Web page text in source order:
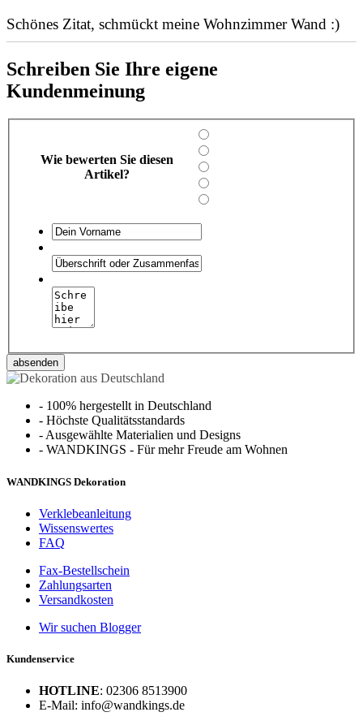
Schönes Zitat, schmückt meine Wohnzimmer Wand :)
Schreiben Sie Ihre eigene
Kundenmeinung
Wie bewerten Sie diesen
Artikel?
absenden
- 100% hergestellt in Deutschland
- Höchste Qualitätsstandards
-Ausgewählte Materialien und Designs
- WANDKINGS - Für mehr Freude am Wohnen
WANDKINGS Dekoration
Verklebeanleitung
Wissenswertes
FAQ
Fax-Bestellschein
Zahlungsarten
Versandkosten
Wir suchen Blogger
Kundenservice
HOTLINE: 02306 8513900
E-Mail: info@wandkings.de